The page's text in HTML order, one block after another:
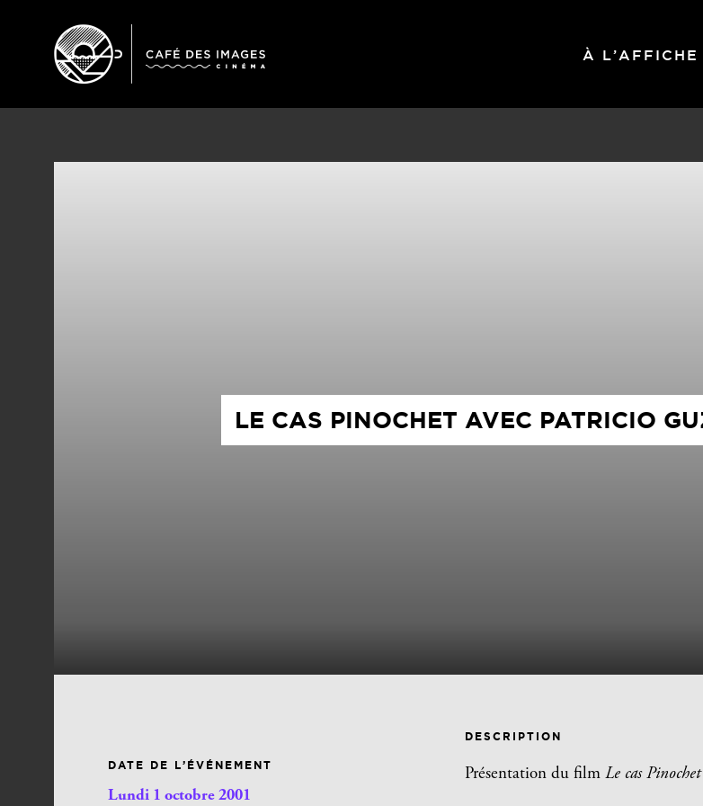
À L’AFFICHE
LE CAS PINOCHET AVEC PATRICIO
DATE DE L’ÉVÉNEMENT
Lundi 1 octobre 2001
DESCRIPTION
Présentation du filmLe cas Pinochet